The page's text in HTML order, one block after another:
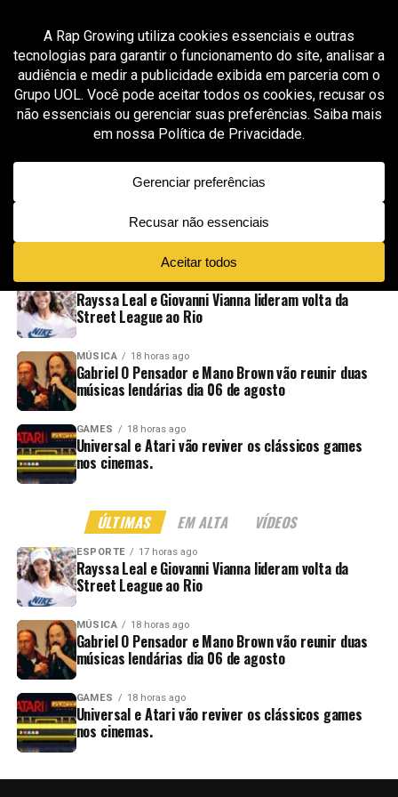
All posts tagged "Xuxa Levy"
MÚSICA 2 meses ago
MC Hariel celebra o funk paulista na primeira
edição do Red Bull Symphonic no Brasil
EM ALTA
ESPORTE 17 horas ago
Rayssa Leal e Giovanni Vianna lideram volta da
Street League ao Rio
MÚSICA 18 horas ago
Gabriel O Pensador e Mano Brown vão reunir duas
músicas lendárias dia 06 de agosto
GAMES 18 horas ago
Universal e Atari vão reviver os clássicos games
nos cinemas.
ÚLTIMAS EM ALTA VÍDEOS
ESPORTE 17 horas ago
Rayssa Leal e Giovanni Vianna lideram volta da
Street League ao Rio
MÚSICA 18 horas ago
Gabriel O Pensador e Mano Brown vão reunir duas
músicas lendárias dia 06 de agosto
GAMES 18 horas ago
Universal e Atari vão reviver os clássicos games
nos cinemas.